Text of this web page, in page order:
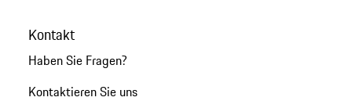
Kontakt
Haben Sie Fragen?
Kontaktieren Sie uns